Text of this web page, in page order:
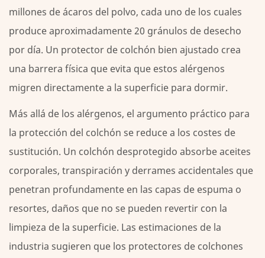
millones de ácaros del polvo, cada uno de los cuales
produce aproximadamente 20 gránulos de desecho
por día. Un protector de colchón bien ajustado crea
una barrera física que evita que estos alérgenos
migren directamente a la superficie para dormir.
Más allá de los alérgenos, el argumento práctico para
la protección del colchón se reduce a los costes de
sustitución. Un colchón desprotegido absorbe aceites
corporales, transpiración y derrames accidentales que
penetran profundamente en las capas de espuma o
resortes, daños que no se pueden revertir con la
limpieza de la superficie. Las estimaciones de la
industria sugieren que los protectores de colchones